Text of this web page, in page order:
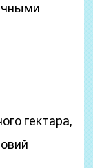
гектара,